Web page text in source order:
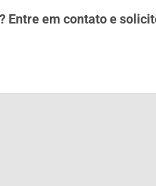
Entre em contato e